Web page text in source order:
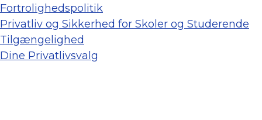
Fortrolighedspolitik
Privatliv og Sikkerhed for Skoler og Studerende
Tilgængelighed
Dine Privatlivsvalg